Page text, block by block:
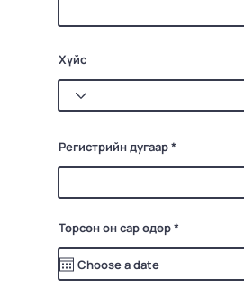
Хүйс
Регистрийн дугаар
Төрсөн он сар өдөр*
q